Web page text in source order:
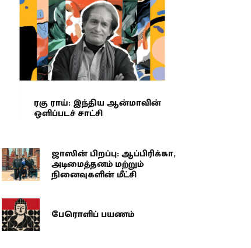
ரகு ராய்: இந்திய ஆன்மாவின்
ஒளிப்படச் சாட்சி
ஜாஸின் பிறப்பு: ஆப்பிரிக்கா,
அடிமைத்தனம் மற்றும்
நினைவுகளின் மீட்சி
பேரொளிப் பயணம்